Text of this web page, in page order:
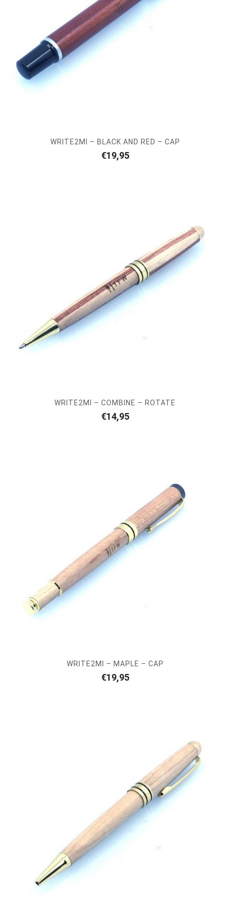
WRITE2MI – BLACK AND RED – CAP
€19,95
WRITE2MI – COMBINE – ROTATE
€14,95
WRITE2MI – MAPLE – CAP
€19,95